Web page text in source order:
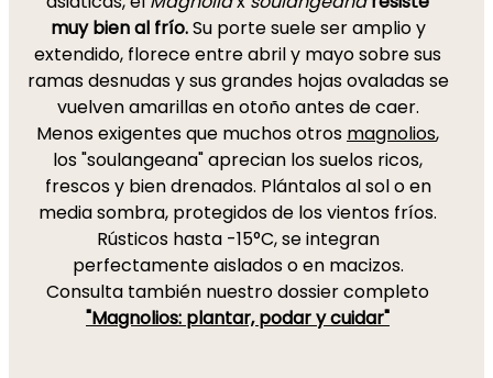
muy bien al frío.Su porte suele ser amplio y
extendido, florece entre abril y mayo sobre sus
ramas desnudas y sus grandes hojas ovaladas se
vuelven amarillas en otoño antes de caer.
Menos exigentes que muchos otros magnolios,
los "soulangeana" aprecian los suelos ricos,
frescos y bien drenados. Plántalos al sol o en
media sombra, protegidos de los vientos fríos.
Rústicos hasta -15°C, se integran
perfectamente aislados o en macizos.
Consulta también nuestro dossier completo
"Magnolios: plantar, podar y cuidar"